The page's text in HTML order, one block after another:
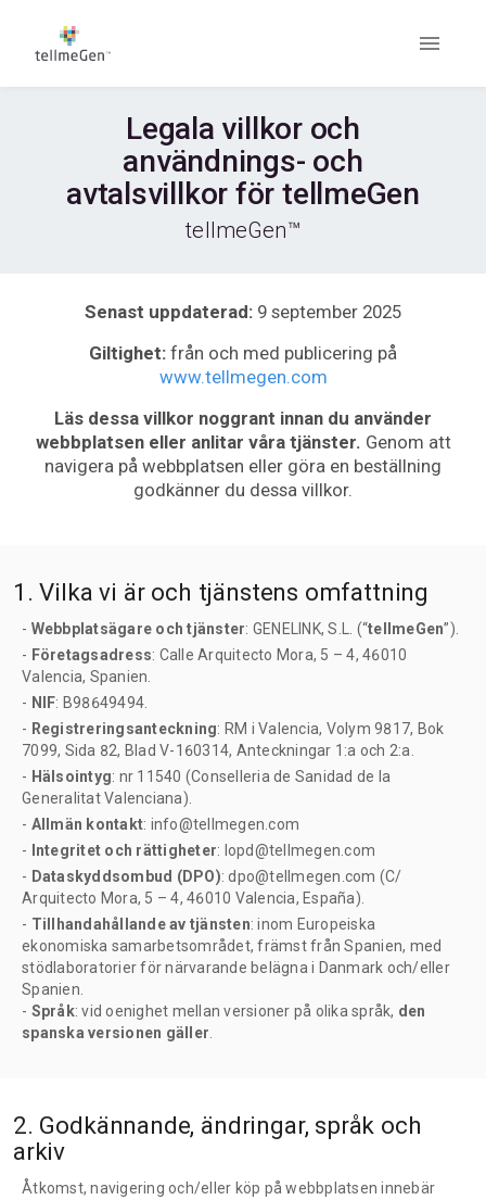
Legala villkor och
användnings- och
avtalsvillkor för tellmeGen
tellmeGen™
Senast uppdaterad: 9 september 2025
Giltighet: från och med publicering på
www.tellmegen.com
Läs dessa villkor noggrant innan du använder
webbplatsen eller anlitar våra tjänster. Genom att
navigera på webbplatsen eller göra en beställning
godkänner du dessa villkor.
1. Vilka vi är och tjänstens omfattning
- Webbplatsägare och tjänster: GENELINK, S.L. (“tellmeGen”).
- Företagsadress: Calle Arquitecto Mora, 5 – 4, 46010
Valencia, Spanien.
- NIF: B98649494.
- Registreringsanteckning: RM i Valencia, Volym 9817, Bok
7099, Sida 82, Blad V-160314, Anteckningar 1:a och 2:a.
- Hälsointyg: nr 11540 (Conselleria de Sanidad de la
Generalitat Valenciana).
- Allmän kontakt: info@tellmegen.com
-
Integritet och rättigheter: lopd@tellmegen.com
- Dataskyddsombud (DPO): dpo@tellmegen.com (C/
Arquitecto Mora, 5 – 4, 46010 Valencia, España).
- Tillhandahållande av tjänsten: inom Europeiska
ekonomiska samarbetsområdet, främst från Spanien, med
stödlaboratorier för närvarande belägna i Danmark och/eller
Spanien.
- Språk: vid oenighet mellan versioner på olika språk, den
spanska versionen gäller
2. Godkännande, ändringar, språk och
arkiv
Åtkomst, navigering och/eller köp på webbplatsen innebär